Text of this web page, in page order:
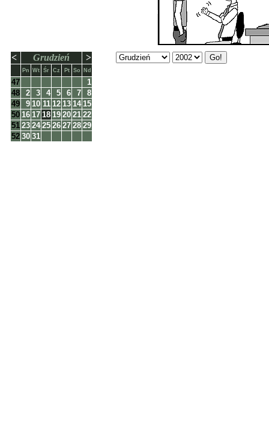
< Grudzień >
Pn Wt Śr Cz Pt So Nd
47
1
48
2 3 4 5 6 7
8
49
9 10 11 12 13 14 15
50 16 17 18 19 20 21 22
51 23 24 25 26 27 28 29
52 30 31